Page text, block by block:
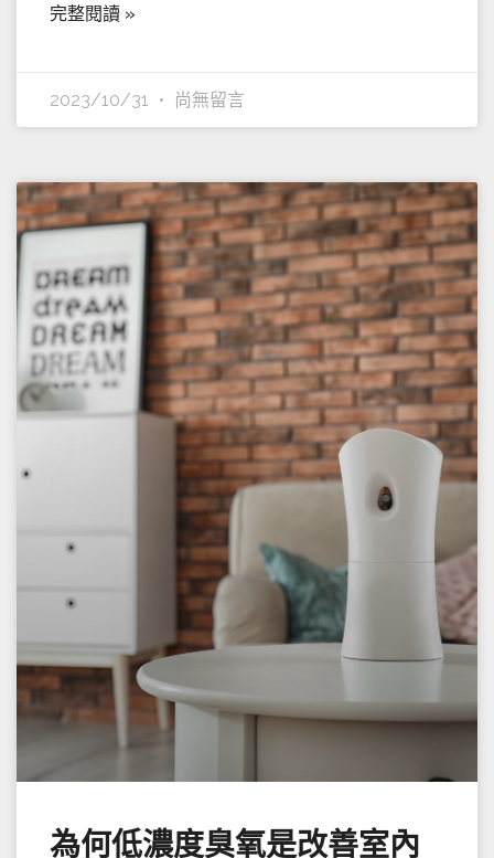
完整閱讀 »
2023/10/31 尚無留言
為何低濃度臭氧是改善室內